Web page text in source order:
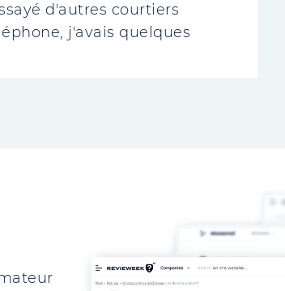
d'autres courtiers
j'avais quelques